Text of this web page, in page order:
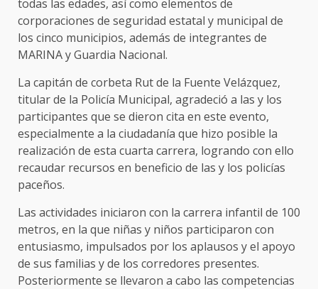
todas las edades, así como elementos de
corporaciones de seguridad estatal y municipal de
los cinco municipios, además de integrantes de
MARINA y Guardia Nacional.
La capitán de corbeta Rut de la Fuente Velázquez,
titular de la Policía Municipal, agradeció a las y los
participantes que se dieron cita en este evento,
especialmente a la ciudadanía que hizo posible la
realización de esta cuarta carrera, logrando con ello
recaudar recursos en beneficio de las y los policías
paceños.
Las actividades iniciaron con la carrera infantil de 100
metros, en la que niñas y niños participaron con
entusiasmo, impulsados por los aplausos y el apoyo
de sus familias y de los corredores presentes.
Posteriormente se llevaron a cabo las competencias